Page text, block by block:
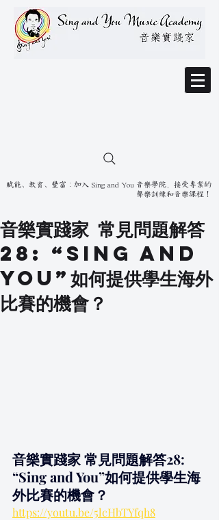
賦能、教育、豐富：加入 Sing and You 音樂學院，接受專業的
聲樂訓練和音樂課程！
音樂實踐家 常見問題解答
28: “Sing and
You”如何提供學生海外
比賽的機會？
音樂實踐家 常見問題解答28:
“Sing and You”如何提供學生海
外比賽的機會？
https://youtu.be/5lcHbTYfqh8